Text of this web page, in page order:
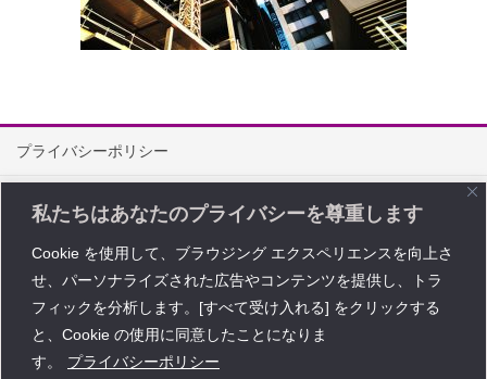
私たちはあなたのプライバシーを尊重します
Cookie を使用して、ブラウジング エクスペリエンスを向上さ
せ、パーソナライズされた広告やコンテンツを提供し、トラ
フィックを分析します。[すべて受け入れる] をクリックする
と、Cookie の使用に同意したことになりま
す。
プライバシーポリシー
プライバシーポリシー
情報セキュリティ方針
特定商取引に関する法律に基づく表記
Copyright © レイワ・コーポレーション All Rights Reserved.